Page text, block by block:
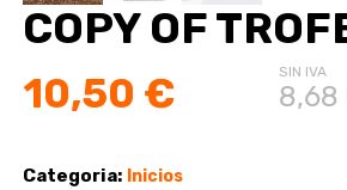
COPY OF
10,50 € SIN IVA
8,68
Categoria: Inicios